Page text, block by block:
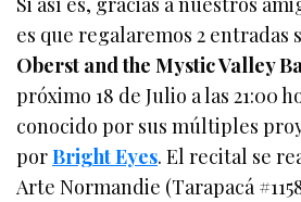
es que regalaremos 2 entradas
Oberst and the Mystic Valley
próximo 18 de Julio a las 21:00
conocido por sus múltiples
porBright Eyes. El recital se
Arte Normandie (Tarapacá